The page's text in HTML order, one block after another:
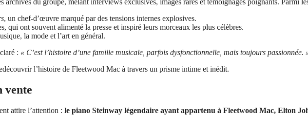
, un chef-d’œuvre marqué par des tensions internes explosives.
qui ont souvent alimenté la presse et inspiré leurs morceaux les plus célèbres.
la mode et l’art en général.
: « C’est l’histoire d’une famille musicale, parfois dysfonctionnelle, mais toujours passionnée.
l’histoire de Fleetwood Mac à travers un prisme intime et inédit.
vente
attire l’attention : le piano Steinway légendaire ayant appartenu à Fleetwood Mac, Elton